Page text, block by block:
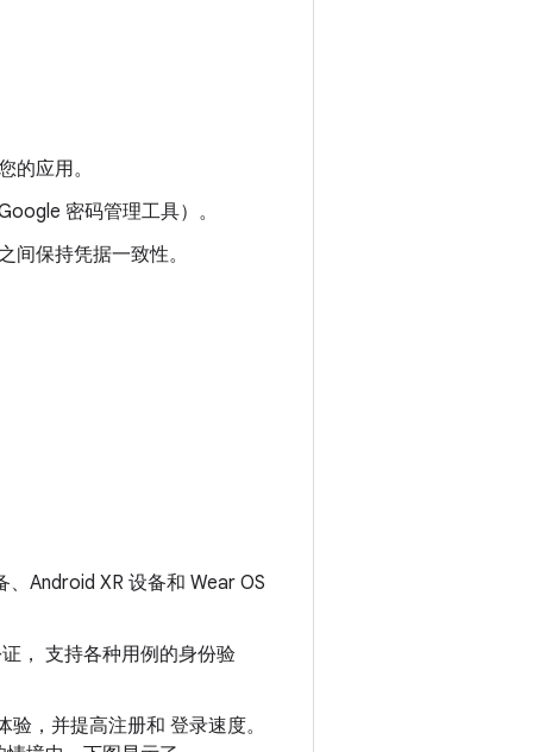
的应用。
密码管理工具）。
间保持凭据一致性。
、Android XR 设备和 Wear OS
， 支持各种用例的身份验
，并提高注册和 登录速度。